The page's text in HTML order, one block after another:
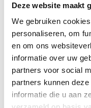
Deze website maakt
We gebruiken
personaliseren, om
en om ons
informatie over uw
partners voor social
partners kunnen
informatie die u aan
.se
Vanaf €